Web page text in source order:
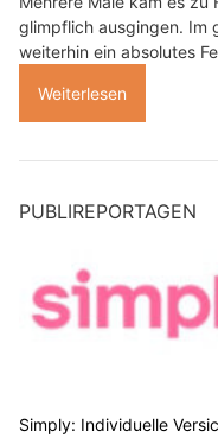
glimpflich ausgingen. Im
weiterhin ein absolutes
Weiterlesen
PUBLIREPORTAGEN
Simply: Individuelle